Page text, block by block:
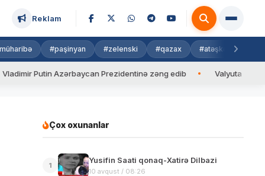
Reklam
#paşinyan #zelenski #qazax #atəşkəs
Prezidentinə zəng edib Valyuta məzənnəsi
Çox oxunanlar
1
Yusifin Saati qonaq-Xatirə Dilbazi
10 avqust / 08:26